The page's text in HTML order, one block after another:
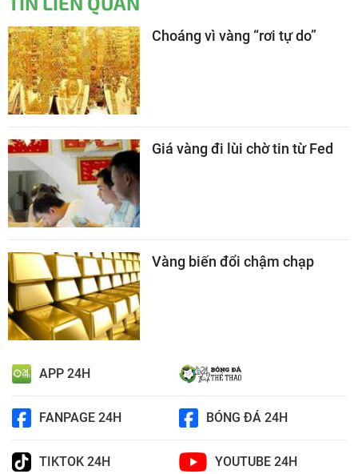
Choáng vì vàng “rơi tự do”
Giá vàng đi lùi chờ tin từ Fed
Vàng biến đổi chậm chạp
APP 24H
FANPAGE 24H BÓNG ĐÁ 24H
TIKTOK 24H YOUTUBE 24H